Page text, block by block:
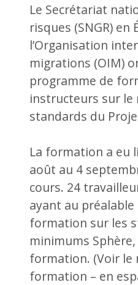
Le Secrétariat
risques (SNGR) en
l’Organisation
migrations (OIM)
programme de
instructeurs sur le
standards du
La formation a eu
août au 4
cours. 24
ayant au préalable
formation sur les
minimums
formation. (Voir le
formation – en